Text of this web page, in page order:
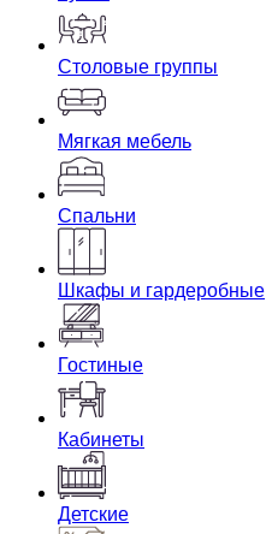
Столовые группы
Мягкая мебель
Спальни
Шкафы и гардеробные
Гостиные
Кабинеты
Детские